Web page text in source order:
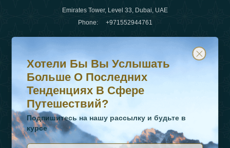
Emirates Tower, Level 33, Dubai, UAE
Phone: +971552944761
WhatsApp Нет :+442034682356
+971552944761
Хотели бы вы услышать больше о последних
Подпишитесь на нашу рассылку и будьте в курсе
Хотели Бы Вы Услышать
Больше О Последних
Тенденциях В Сфере
Путешествий?
Подпишитесь на нашу рассылку и будьте в
курсе